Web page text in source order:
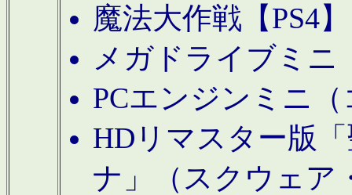
魔法大作戦【PS4
メガドライブミニ
PCエンジンミニ
HDリマスター版
ナ」（スクウェア